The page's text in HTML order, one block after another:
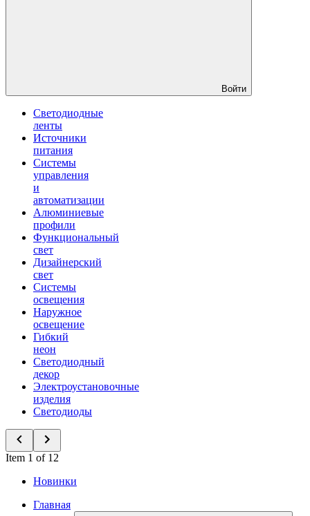
Войти
Светодиодные
ленты
Источники
питания
Системы
управления
и
автоматизации
Алюминиевые
профили
Функциональный
свет
Дизайнерский
свет
Системы
освещения
Наружное
освещение
Гибкий
неон
Светодиодный
декор
Электроустановочные
изделия
Светодиоды
Item 1 of 12
Новинки
Главная